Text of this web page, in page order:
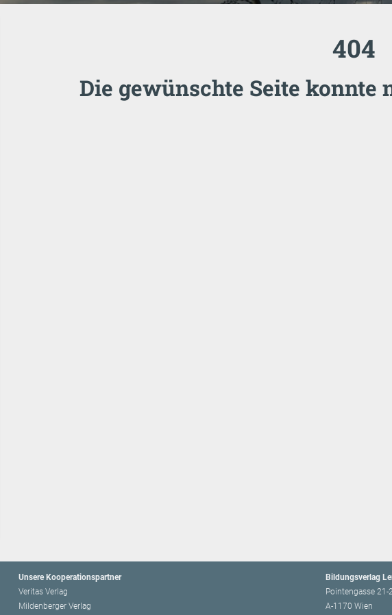
404
Die gewünschte Seite konnte
Unsere Kooperationspartner
Veritas Verlag
Mildenberger Verlag
Bildungsverlag
Pointengasse 21-
A-1170 Wien